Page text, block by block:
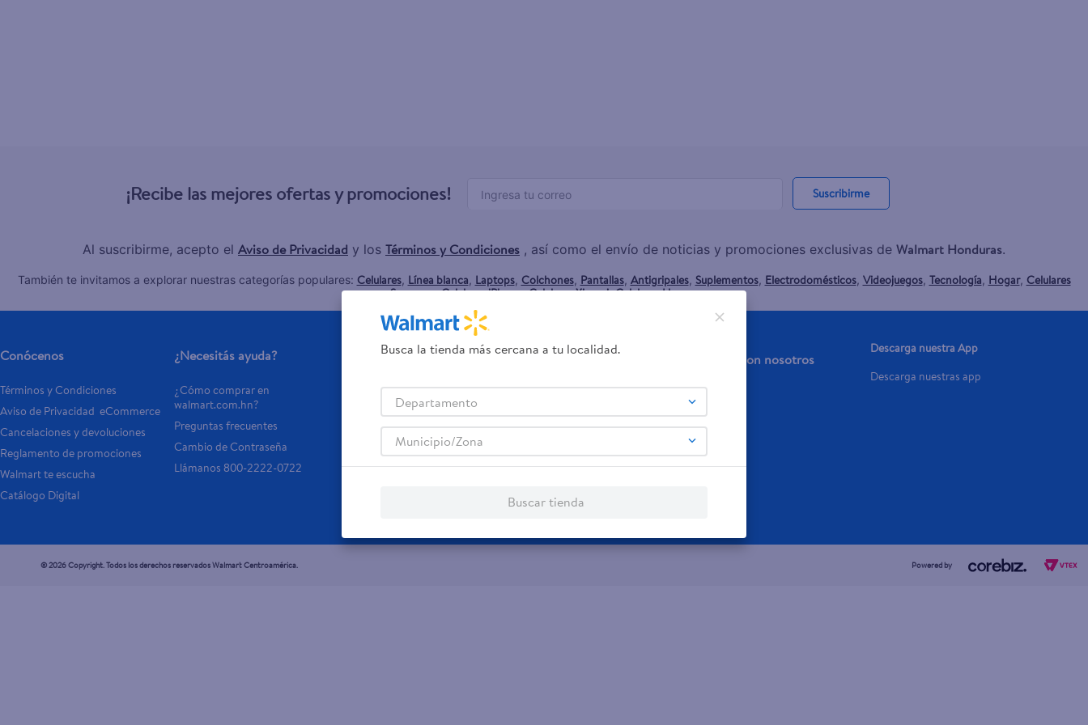
¡Recibe las mejores ofertas y promociones! Suscribirme
Al suscribirme, acepto el Aviso de Privacidad y los Términos y Condiciones , así como el envío de noticias y promociones exclusivas de Walmart Honduras.
También te invitamos a explorar nuestras categorías populares: Celulares, Línea blanca, Laptops, Colchones, Pantallas, Antigripales, Suplementos, Electrodomésticos, Videojuegos, Tecnología, Hogar, Celulares
Samsung,Celulares iPhone,Celulares Xiaomi,Celulares Honor.
Conócenos
Términos y Condiciones
Aviso de Privacidad  eCommerce
Cancelaciones y devoluciones
Reglamento de promociones
Walmart te escucha
Catálogo Digital
¿Necesitás ayuda?
¿Cómo comprar en
walmart.com.hn?
Preguntas frecuentes
Cambio de Contraseña
Llámanos 800-2222-0722
Servicios
Tarjeta de regalo
Otros servicios:
- Remesas
- Pagos de servicios
Financiamiento Trabaja con nosotros
Descarga nuestra App
Descarga nuestras app
© 2026 Copyright. Todos los derechos reservados Walmart Centroamérica. Powered by
Busca la tienda más cercana a tu localidad.
Departamento
Municipio/Zona
Buscar tienda